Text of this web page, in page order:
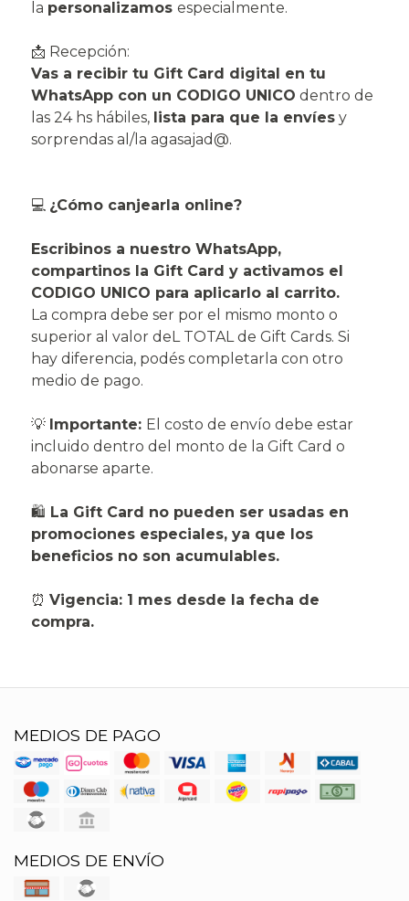
la personalizamos especialmente.
📩 Recepción:
Vas a recibir tu Gift Card digital en tu
WhatsApp con un CODIGO UNICO dentro de
las 24 hs hábiles, lista para que la envíesy
sorprendas al/la agasajad@.
💻 ¿Cómo canjearla online?
Escribinos a nuestro WhatsApp,
compartinos la Gift Card y activamos el
CODIGO UNICO para aplicarlo al carrito.
La compra debe ser por el mismo monto o
superior al valor deL TOTAL de Gift Cards. Si
hay diferencia, podés completarla con otro
medio de pago.
💡 Importante: El costo de envío debe estar
incluido dentro del monto de la Gift Card o
abonarse aparte.
🛍️ La Gift Card no pueden ser usadas en
promociones especiales, ya que los
beneficios no son acumulables.
⏰ Vigencia: 1 mes desde la fecha de
compra.
MEDIOS DE PAGO
MEDIOS DE ENVÍO